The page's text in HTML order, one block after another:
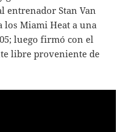
entrenador Stan Van
los Miami Heat a una
luego firmó con el
libre proveniente de